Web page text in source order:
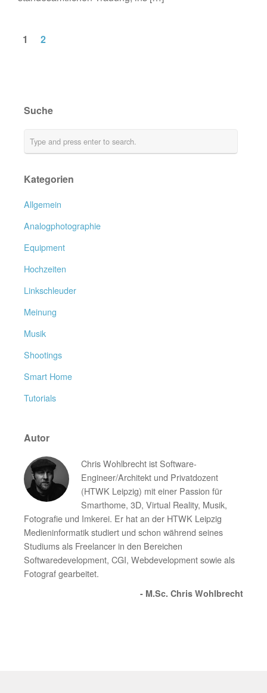
1 2
Suche
Kategorien
Allgemein
Analogphotographie
Equipment
Hochzeiten
Linkschleuder
Meinung
Musik
Shootings
Smart Home
Tutorials
Autor
Chris Wohlbrecht ist Software-
Engineer/Architekt und Privatdozent
(HTWK Leipzig) mit einer Passion für
Smarthome, 3D, Virtual Reality, Musik,
Fotografie und Imkerei. Er hat an der HTWK Leipzig
Medieninformatik studiert und schon während seines
Studiums als Freelancer in den Bereichen
Softwaredevelopment, CGI, Webdevelopment sowie als
Fotograf gearbeitet.
- M.Sc. Chris Wohlbrecht